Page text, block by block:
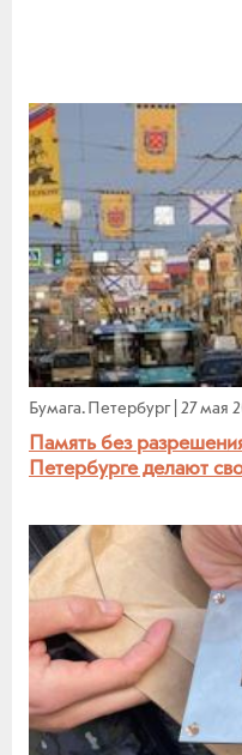
Бумага. Петербург 27 мая
Память без
Петербурге делают